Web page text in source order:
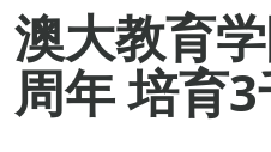
澳大教育
周年 培育